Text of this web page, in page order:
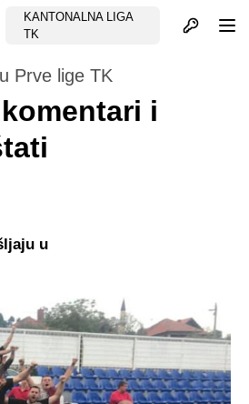
KANTONALNA LIGA
TK
Otvori profil
Prve lige TK
i
u